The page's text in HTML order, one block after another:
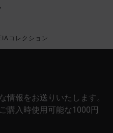
コレクション
情報をお送りいたします。
購入時使用可能な1000円